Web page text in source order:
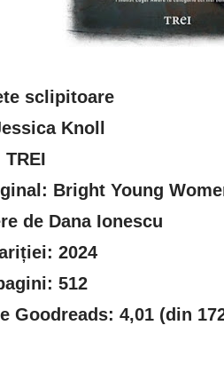
sclipitoare
Knoll
Bright Young
de Dana Ionescu
2024
512
Goodreads: 4,01 (din